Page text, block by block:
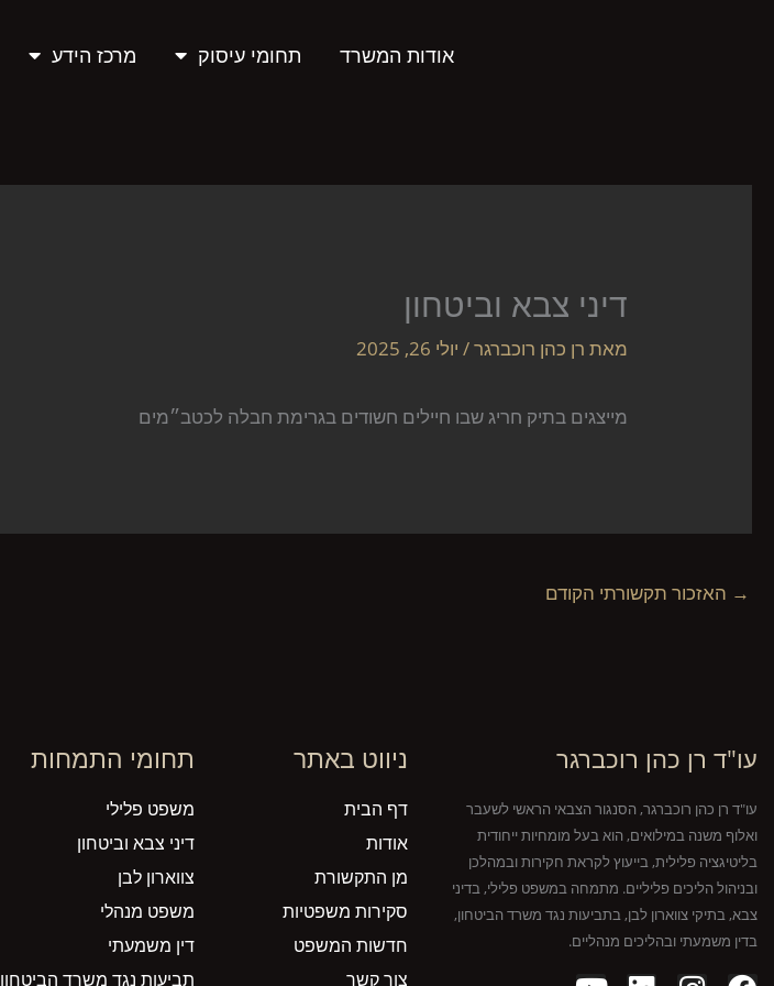
אודות המשרד תחומי עיסוק מרכז הידע
דיני צבא וביטחון
מאת רן כהן רוכברגר/ יולי 26, 2025
מייצגים בתיק חריג שבו חיילים חשודים בגרימת חבלה לכטב״מים
→ האזכור תקשורתי הקודם
עו"ד רן כהן רוכברגר
עו"ד רן כהן רוכברגר, הסנגור הצבאי הראשי לשעבר
ואלוף משנה במילואים, הוא בעל מומחיות ייחודית
בליטיגציה פלילית, בייעוץ לקראת חקירות ובמהלכן
ובניהול הליכים פליליים. מתמחה במשפט פלילי, בדיני
צבא, בתיקי צווארון לבן, בתביעות נגד משרד הביטחון,
בדין משמעתי ובהליכים מנהליים.
ניווט באתר
דף הבית
אודות
מן התקשורת
סקירות משפטיות
חדשות המשפט
צור קשר
תחומי התמחות
משפט פלילי
דיני צבא וביטחון
צווארון לבן
משפט מנהלי
דין משמעתי
תביעות נגד משרד הביטחון